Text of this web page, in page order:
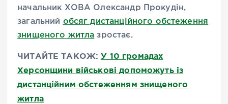
начальник ХОВА Олександр Прокудін,
загальний обсяг дистанційного обстеження
знищеного житла зростає.
ЧИТАЙТЕ ТАКОЖ:У 10 громадах
Херсонщини військові допоможуть із
дистанційним обстеженням знищеного
житла